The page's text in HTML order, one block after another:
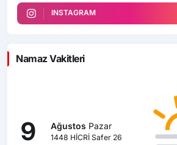
INSTAGRAM
Namaz Vakitleri
9 Ağustos Pazar
1448 HİCRİ Safer 26